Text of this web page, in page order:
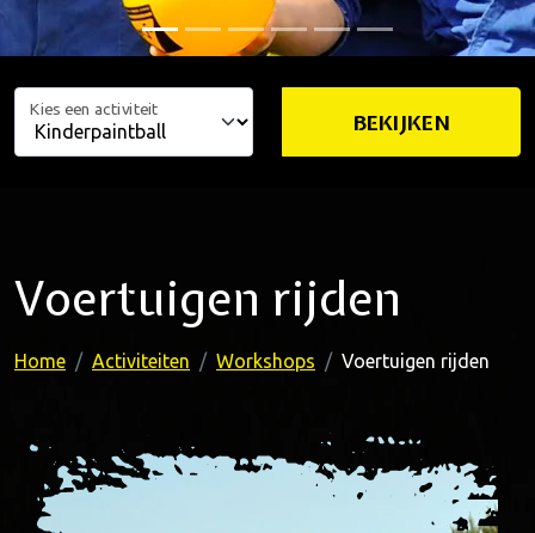
Kies een activiteit BEKIJKEN
Voertuigen rijden
Home Activiteiten Workshops Voertuigen rijden